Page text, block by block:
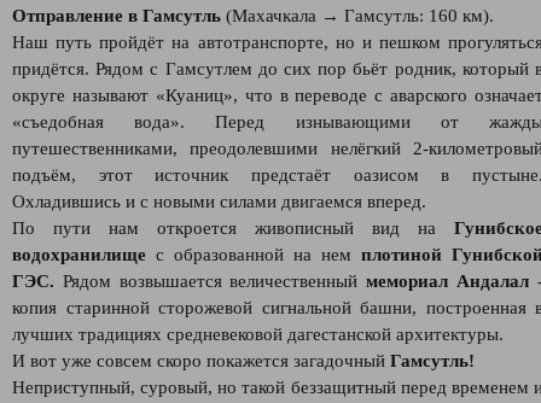
Отправление в Гамсутль (Махачкала → Гамсутль: 160 км).
Наш путь пройдёт на автотранспорте, но и пешком
придётся. Рядом с Гамсутлем до сих пор бьёт родник, который
округе называют «Куаниц», что в переводе с аварского
«съедобная вода». Перед изнывающими от
путешественниками, преодолевшими нелёгкий 2-
подъём, этот источник предстаёт оазисом в
Охладившись и с новыми силами двигаемся вперед.
По пути нам откроется живописный вид на
водохранилище с образованной на нем плотиной
ГЭС. Рядом возвышается величественныймемориал Андалал
копия старинной сторожевой сигнальной башни, построенная
лучших традициях средневековой дагестанской архитектуры.
И вот уже совсем скоро покажется загадочный Гамсутль!
Неприступный, суровый, но такой беззащитный перед временем